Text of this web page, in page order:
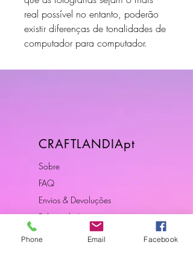
real possível no entanto, poderão
existir diferenças de tonalidades de
computador para computador.
CRAFTLANDIApt
Sobre
FAQ
Envios & Devoluções
Política da Loja
Phone Email Facebook